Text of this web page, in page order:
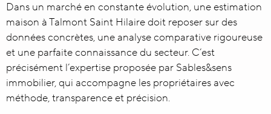
Dans un marché en constante évolution, une estimation
maison à Talmont Saint Hilaire doit reposer sur des
données concrètes, une analyse comparative rigoureuse
et une parfaite connaissance du secteur. C’est
précisément l’expertise proposée par Sables&sens
immobilier, qui accompagne les propriétaires avec
méthode, transparence et précision.